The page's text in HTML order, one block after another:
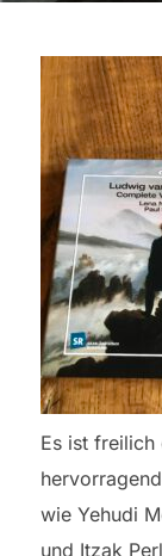
Es ist freilich
wie Yehudi
und Itzak